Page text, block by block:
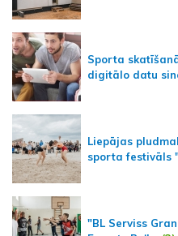
Sporta
digitālo datu
Liepājas
sporta festivāls
"BL Serviss